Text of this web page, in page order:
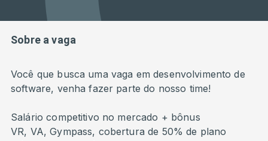
Sobre a vaga
Você que busca uma vaga em desenvolvimento de
software, venha fazer parte do nosso time!
Salário competitivo no mercado + bônus
VR, VA, Gympass, cobertura de 50% de plano